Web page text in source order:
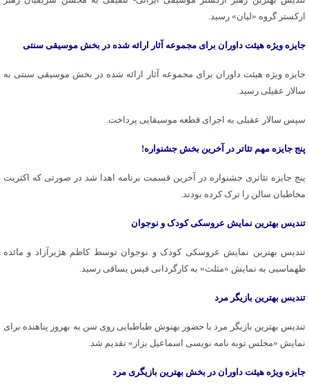
ارکستر گروه «لیان» رسید.
جایزه ویژه هیئت داوران برای مجموعه آثار ارائه شده در بخش موسیقی سنتی
جایزه ویژه هیئت داوران برای مجموعه آثار ارائه شده در بخش موسیقی سنتی به
سالار عقیلی رسید.
سپس سالار عقیلی به اجرای قطعه موسیقایی پرداخت.
پنج جایزه مهم تئاتر در آخرین بخش جشنواره!
پنج جایزه تئاتری جشنواره در آخرین قسمت برنامه اهدا شد در صورتی که اکثریت
مخاطبان سالن را ترک کرده بودند.
تندیس بهترین نمایش عروسکی کودک و نوجوان
تندیس بهترین نمایش عروسکی کودک و نوجوان توسط کاظم هژیرآزاد و مائده
طهماسبی به نمایش «مثلث» به کارگردانی قیس یساقی رسید.
تندیس بهترین بازیگر مرد
تندیس بهترین بازیگر مرد با حضور بهنوش طباطبایی روی سن به بهروز پناهنده برای
نمایش «مجلس توبه نامه نویسی اسماعیل بزاز» تقدیم شد.
جایزه ویژه هیئت داوران در بخش بهترین بازیگری مرد